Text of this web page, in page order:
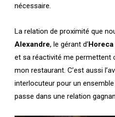
nécessaire.
La relation de proximité que
Alexandre, le gérant d’
et sa réactivité me permettent
mon restaurant. C’est aussi
interlocuteur pour un
passe dans une relation